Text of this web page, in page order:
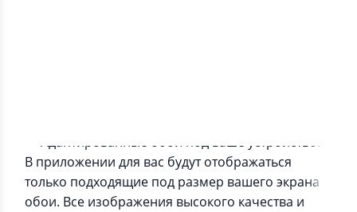
— Адаптированные обои под ваше устройство.
В приложении для вас будут отображаться
только подходящие под размер вашего экрана
обои. Все изображения высокого качества и